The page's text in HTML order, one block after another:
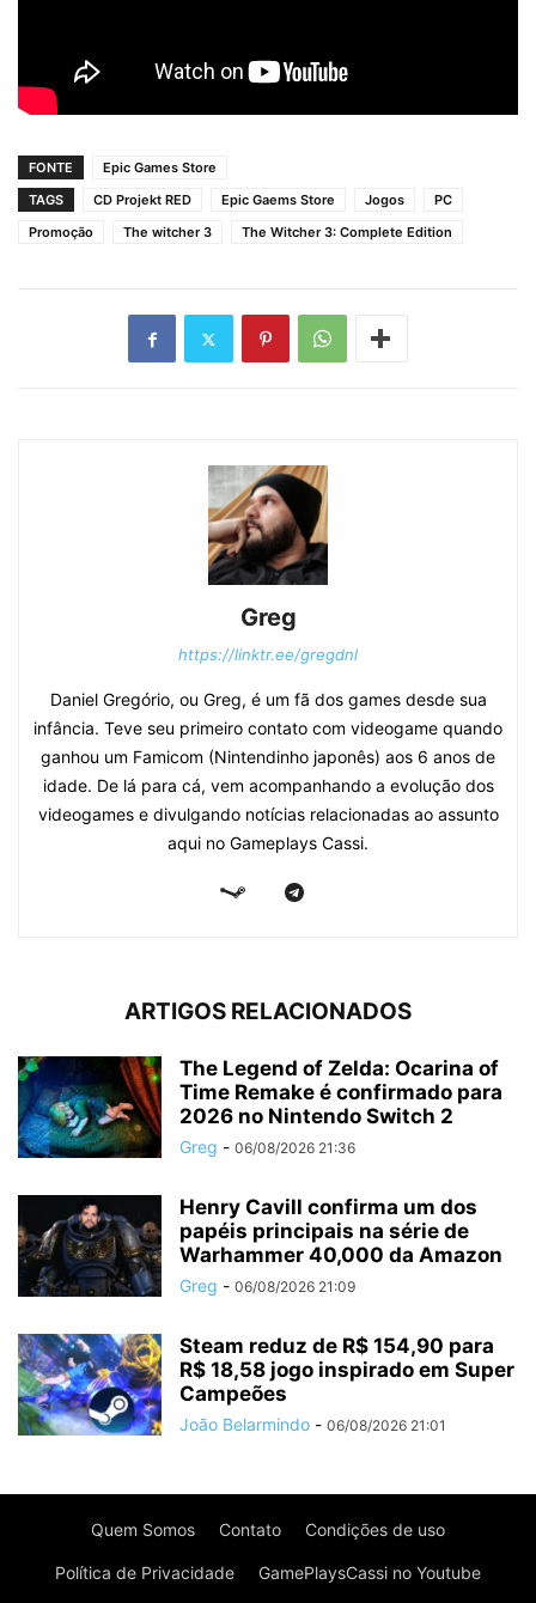
FONTE
Epic Games Store
TAGS
CD Projekt RED Epic Gaems Store Jogos
PC
Promoção
The witcher 3 The Witcher 3: Complete Edition
Greg
https://linktr.ee/gregdnl
Daniel Gregório, ou Greg, é um fã dos games desde sua
infância. Teve seu primeiro contato com videogame quando
ganhou um Famicom (Nintendinho japonês) aos 6 anos de
idade. De lá para cá, vem acompanhando a evolução dos
videogames e divulgando notícias relacionadas ao assunto
aqui no Gameplays Cassi.
ARTIGOS RELACIONADOS
The Legend of Zelda: Ocarina of
Time Remake é confirmado para
2026 no Nintendo Switch 2
Greg - 06/08/2026 21:36
Henry Cavill confirma um dos
papéis principais na série de
Warhammer 40,000 da Amazon
Greg - 06/08/2026 21:09
Steam reduz de R$ 154,90 para
R$ 18,58 jogo inspirado em Super
Campeões
João Belarmindo - 06/08/2026 21:01
Quem Somos Contato Condições de uso
Política de Privacidade GamePlaysCassi no Youtube